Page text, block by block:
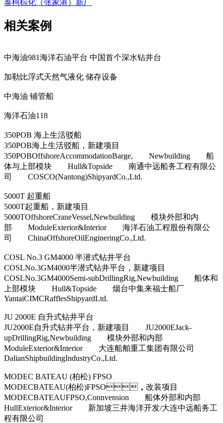
泰柯棕化（张家港）新厂
相关案例
中海油981海洋石油平台 中国首个深水钻井台
加勒比浮式天然气液化 储存设备
中海油 铺管船
海洋石油118
350POB 海上生活驳船
350POB海上生活驳船，新建项目
350POBOffshoreAccommodationBarge, Newbuilding 船
体与上部模块 Hull&Topside 南通中远船务工程有限公
司 COSCO(Nantong)ShipyardCo.,Ltd.
5000T 起重船
5000T起重船，新建项目
5000TOffshoreCraneVessel,Newbuilding 模块外部和内
部 ModuleExterior&Interior 海洋石油工程股份有限公
司 ChinaOffshoreOilEngineringCo.,Ltd.
COSL No.3 GM4000 半潜式钻井平台
COSLNo.3GM4000半潜式钻井平台，新建项目
COSLNo.3GM4000Semi-subDrillingRig,Newbuilding 船体和
上部模块 Hull&Topside 烟台中集来福士船厂
YantaiCIMCRafflesShipyardLtd.
JU 2000E 自升式钻井平台
JU2000E自升式钻井平台，新建项目 JU2000EJack-
upDrillingRig,Newbuilding 模块外部和内部
ModuleExterior&Interior 大连船舶重工集团有限公司
DalianShipbuildingIndustryCo.,Ltd.
MODEC BATEAU (柏松) FPSO
MODECBATEAU(柏松)FPSO，改装项目
MODECBATEAUFPSO,Connvension 船体外部和内部
HullExterior&Interior 新加坡三井海洋开发/大连中远船务工
程有限公司